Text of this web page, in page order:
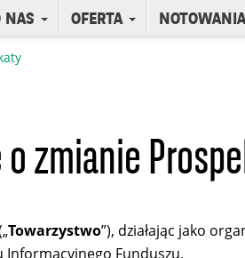
NAS OFERTA
o zmianie
Towarzystwo”), działając jako
Informacyjnego Funduszu.